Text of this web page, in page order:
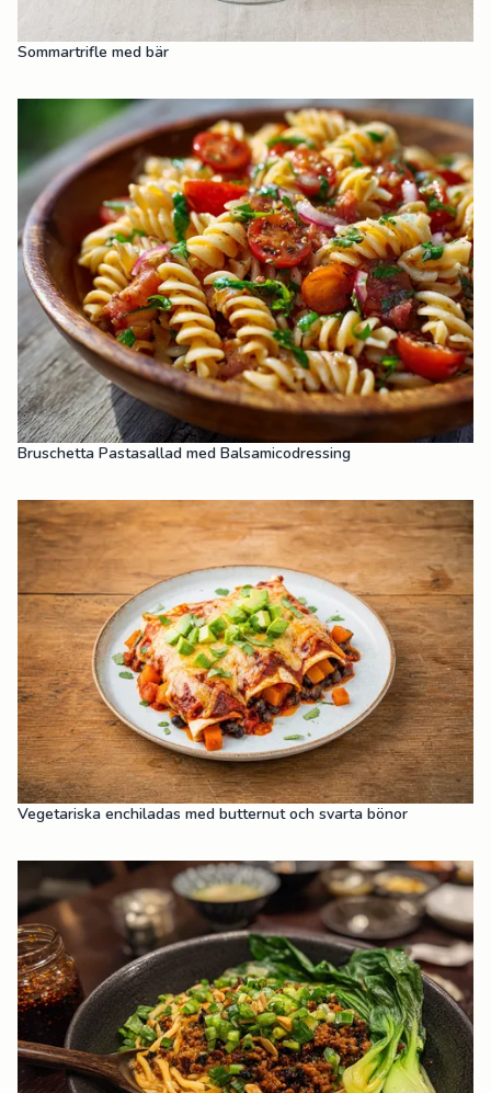
Sommartrifle med bär
Bruschetta Pastasallad med Balsamicodressing
Vegetariska enchiladas med butternut och svarta bönor